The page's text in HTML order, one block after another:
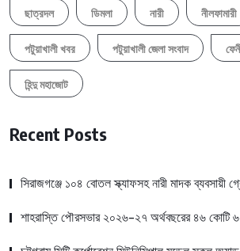
ছাত্রদল ডিমলা নারী নীলফামারী
পটুয়াখালী খবর পটুয়াখালী জেলা সংবাদ
হিন্দু মহাজোট
Recent Posts
সিরাজগঞ্জে ১০৪ বোতল স্ক্যাফসহ নারী মাদক ব্যবসায়ী
শাহরাস্তি পৌরসভার ২০২৬-২৭ অর্থবছরের ৪৬ কোটি